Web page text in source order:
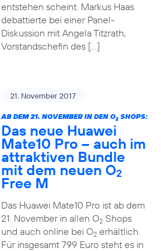
entstehen scheint. Markus Haas
debattierte bei einer Panel-
Diskussion mit Angela Titzrath,
Vorstandschefin des […]
21. November 2017
AB DEM 21. NOVEMBER IN DEN O2SHOPS:
Das neue Huawei
Mate10 Pro – auch im
attraktiven Bundle
mit dem neuen O2
Free M
Das Huawei Mate10 Pro ist ab dem
21. November in allen O2Shops
und auch online bei O2erhältlich.
Für insgesamt 799 Euro steht es in